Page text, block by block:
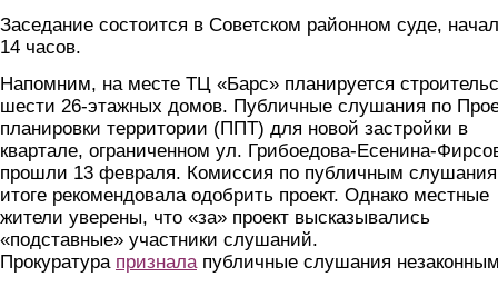
Заседание состоится в Советском районном суде,
14 часов.
Напомним, на месте ТЦ «Барс» планируется
шести 26-этажных домов. Публичные слушания по
планировки территории (ППТ) для новой застройки в
квартале, ограниченном ул. Грибоедова-Есенина-
прошли 13 февраля. Комиссия по публичным
итоге рекомендовала одобрить проект. Однако местные
жители уверены, что «за» проект высказывались
«подставные» участники слушаний.
Прокуратура призналапубличные слушания